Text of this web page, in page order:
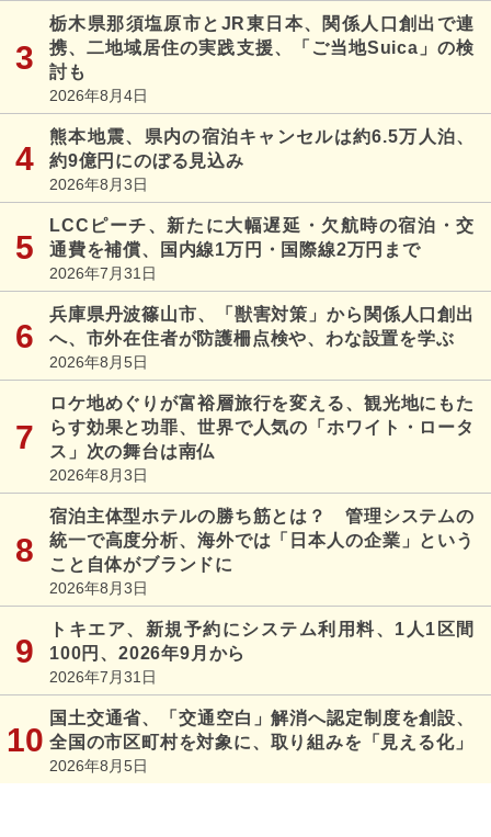
栃木県那須塩原市とJR東日本、関係人口創出で連
携、二地域居住の実践支援、「ご当地Suica」の検
討も
2026年8月4日
熊本地震、県内の宿泊キャンセルは約6.5万人泊、
約9億円にのぼる見込み
2026年8月3日
LCCピーチ、新たに大幅遅延・欠航時の宿泊・交
通費を補償、国内線1万円・国際線2万円まで
2026年7月31日
兵庫県丹波篠山市、「獣害対策」から関係人口創出
へ、市外在住者が防護柵点検や、わな設置を学ぶ
2026年8月5日
ロケ地めぐりが富裕層旅行を変える、観光地にもた
らす効果と功罪、世界で人気の「ホワイト・ロータ
ス」次の舞台は南仏
2026年8月3日
宿泊主体型ホテルの勝ち筋とは？ 管理システムの
統一で高度分析、海外では「日本人の企業」という
こと自体がブランドに
2026年8月3日
トキエア、新規予約にシステム利用料、1人1区間
100円、2026年9月から
2026年7月31日
国土交通省、「交通空白」解消へ認定制度を創設、
全国の市区町村を対象に、取り組みを「見える化」
2026年8月5日